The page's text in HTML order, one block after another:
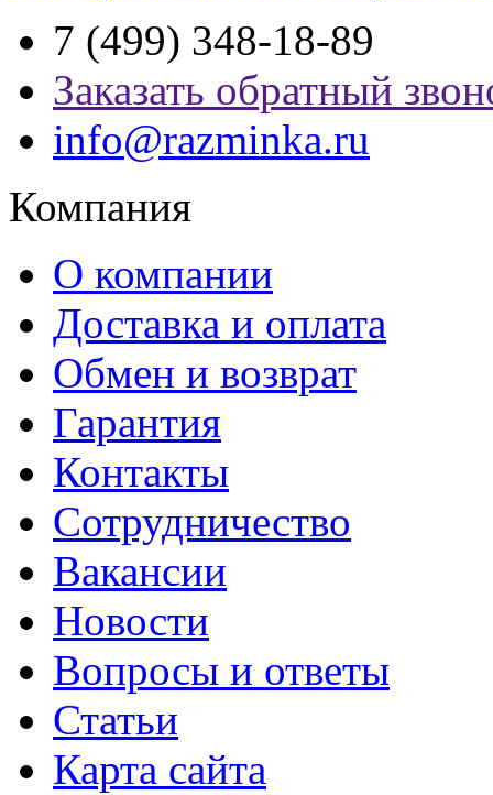
7 (499) 348-18-89
Заказать обратный
info@razminka.ru
Компания
О компании
Доставка и оплата
Обмен и возврат
Гарантия
Контакты
Сотрудничество
Вакансии
Новости
Вопросы и ответы
Статьи
Карта сайта